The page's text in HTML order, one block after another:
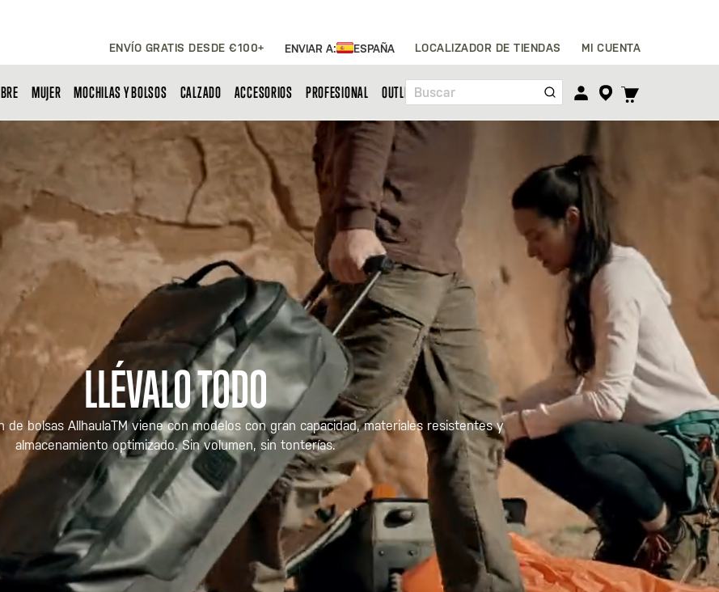
ENVÍO GRATIS DESDE €100+ ENVIAR A: ESPAÑA LOCALIZADOR DE TIENDAS MI CUENTA
Buscar
TOGGLE
MUJER MOCHILAS Y BOLSOS CALZADO ACCESORIOS PROFESIONAL OUTLET
LLÉVALO TODO
de bolsas AllhaulaTM viene con modelos con gran capacidad, materiales resistentes y
almacenamiento optimizado. Sin volumen, sin tonterías.